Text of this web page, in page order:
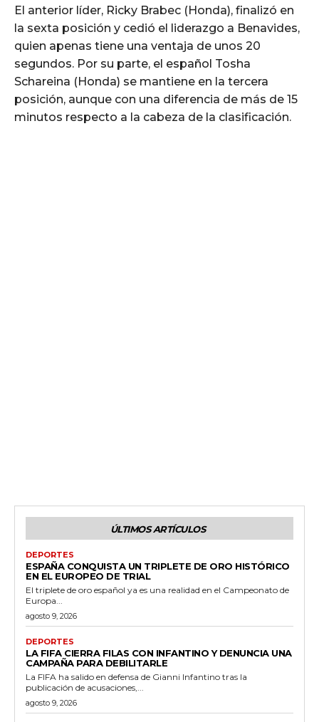
El anterior líder, Ricky Brabec (Honda), finalizó en
la sexta posición y cedió el liderazgo a Benavides,
quien apenas tiene una ventaja de unos 20
segundos. Por su parte, el español Tosha
Schareina (Honda) se mantiene en la tercera
posición, aunque con una diferencia de más de 15
minutos respecto a la cabeza de la clasificación.
ÚLTIMOS ARTÍCULOS
DEPORTES
ESPAÑA CONQUISTA UN TRIPLETE DE ORO HISTÓRICO
EN EL EUROPEO DE TRIAL
El triplete de oro español ya es una realidad en el Campeonato de
Europa...
agosto 9, 2026
DEPORTES
LA FIFA CIERRA FILAS CON INFANTINO Y DENUNCIA UNA
CAMPAÑA PARA DEBILITARLE
La FIFA ha salido en defensa de Gianni Infantino tras la
publicación de acusaciones,...
agosto 9, 2026